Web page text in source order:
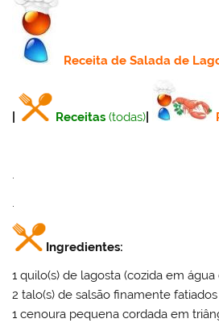
Receitade Salada de
Receitas (todas)
.
.
Ingredientes:
1 quilo(s) de lagosta (cozida em
2 talo(s) de salsão finamente fatiados
1 cenoura pequena cordada em